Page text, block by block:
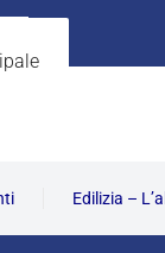
Edilizia –